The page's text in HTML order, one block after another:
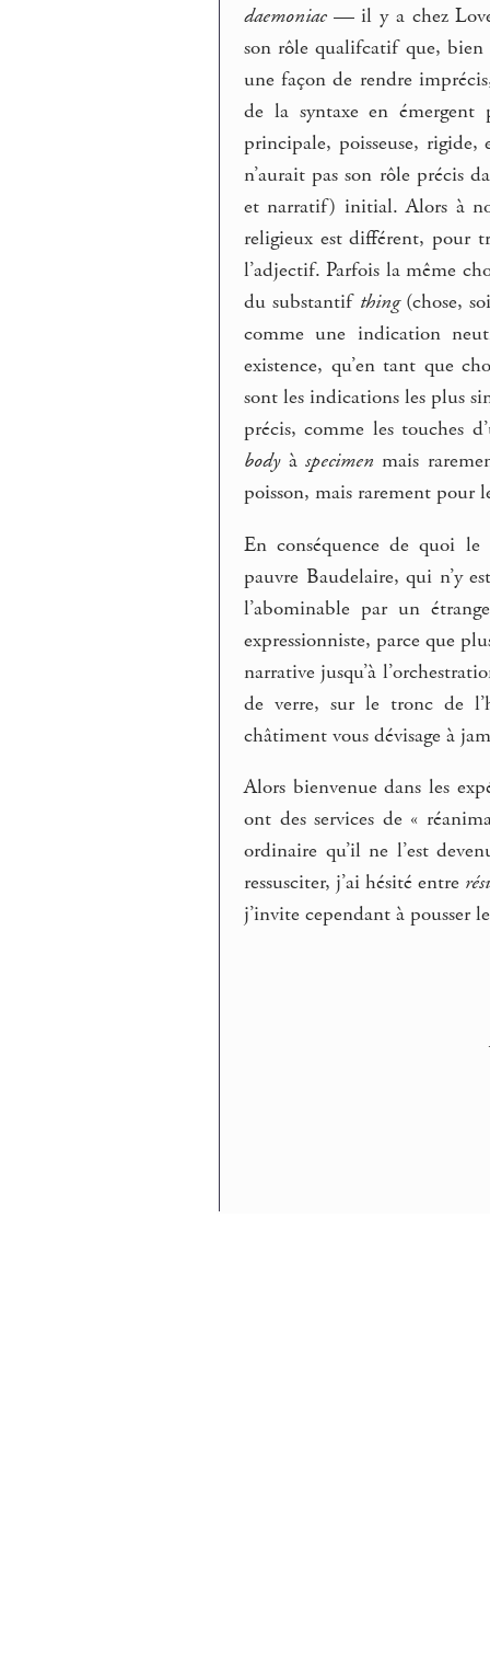
daemoniac— il y a chez
son rôle qualifcatif que,
une façon de rendre
de la syntaxe en
principale, poisseuse,
n’aurait pas son rôle précis
et narratif) initial. Alors à
religieux est différent, pour
l’adjectif. Parfois la même
du substantif thing(chose,
comme une indication
existence, qu’en tant que
sont les indications les plus
précis, comme les touches
bodyà specimen mais
poisson, mais rarement pour
En conséquence de quoi
pauvre Baudelaire, qui n’y
l’abominable par un
expressionniste, parce que
narrative jusqu’à
de verre, sur le tronc de
châtiment vous dévisage à
Alors bienvenue dans les
ont des services de «
ordinaire qu’il ne l’est
ressusciter, j’ai hésité entre
j’invite cependant à pousser